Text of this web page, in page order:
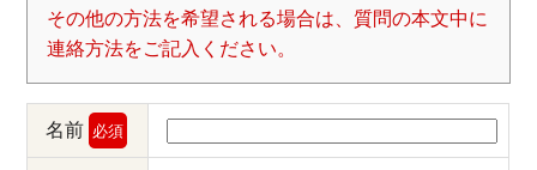
その他の方法を希望される場合は、質問の本文中に
連絡方法をご記入ください。
名前 必須